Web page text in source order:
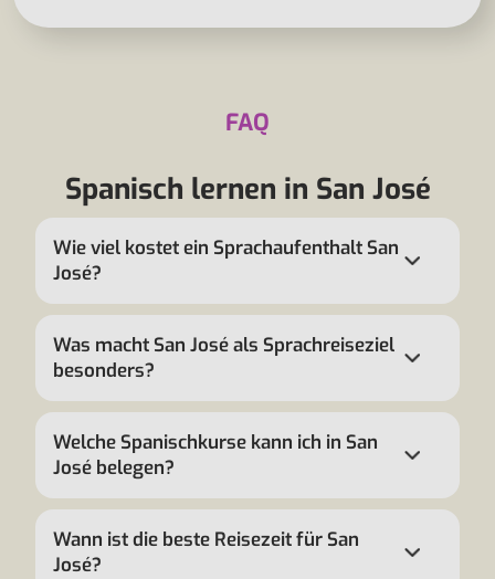
FAQ
Spanisch lernen in San José
Wie viel kostet ein Sprachaufenthalt San
José?
Was macht San José als Sprachreiseziel
besonders?
Welche Spanischkurse kann ich in San
José belegen?
Wann ist die beste Reisezeit für San
José?